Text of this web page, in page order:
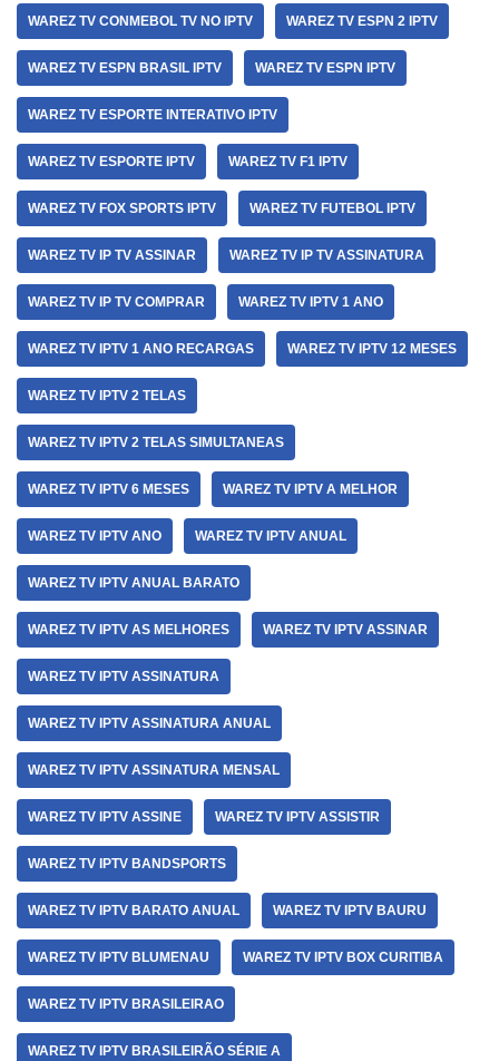
WAREZ TV CONMEBOL TV NO IPTV WAREZ TV ESPN 2 IPTV
WAREZ TV ESPN BRASIL IPTV WAREZ TV ESPN IPTV
WAREZ TV ESPORTE INTERATIVO IPTV
WAREZ TV ESPORTE IPTV WAREZ TV F1 IPTV
WAREZ TV FOX SPORTS IPTV WAREZ TV FUTEBOL IPTV
WAREZ TV IP TV ASSINAR WAREZ TV IP TV ASSINATURA
WAREZ TV IP TV COMPRAR WAREZ TV IPTV 1 ANO
WAREZ TV IPTV 1 ANO RECARGAS WAREZ TV IPTV 12 MESES
WAREZ TV IPTV 2 TELAS
WAREZ TV IPTV 2 TELAS SIMULTANEAS
WAREZ TV IPTV 6 MESES WAREZ TV IPTV A MELHOR
WAREZ TV IPTV ANO WAREZ TV IPTV ANUAL
WAREZ TV IPTV ANUAL BARATO
WAREZ TV IPTV AS MELHORES WAREZ TV IPTV ASSINAR
WAREZ TV IPTV ASSINATURA
WAREZ TV IPTV ASSINATURA ANUAL
WAREZ TV IPTV ASSINATURA MENSAL
WAREZ TV IPTV ASSINE WAREZ TV IPTV ASSISTIR
WAREZ TV IPTV BANDSPORTS
WAREZ TV IPTV BARATO ANUAL WAREZ TV IPTV BAURU
WAREZ TV IPTV BLUMENAU WAREZ TV IPTV BOX CURITIBA
WAREZ TV IPTV BRASILEIRAO
WAREZ TV IPTV BRASILEIRÃO SÉRIE A